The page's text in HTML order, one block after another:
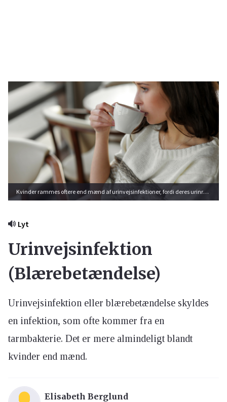
Kvinder rammes oftere end mænd af urinvejsinfektioner, fordi deres urinrør er kortere.
Lyt
Urinvejsinfektion
(Blærebetændelse)
Urinvejsinfektion eller blærebetændelse skyldes
en infektion, som ofte kommer fra en
tarmbakterie. Det er mere almindeligt blandt
kvinder end mænd.
Elisabeth Berglund